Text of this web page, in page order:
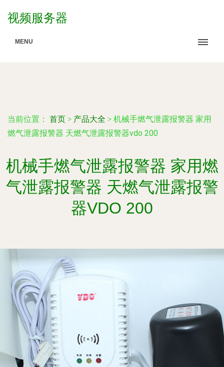
视频服务器
MENU
当前位置： 首页 > 产品大全 > 机械手燃气泄露报警器 家用
燃气泄露报警器 天燃气泄露报警器vdo 200
机械手燃气泄露报警器 家用燃
气泄露报警器 天燃气泄露报警
器VDO 200